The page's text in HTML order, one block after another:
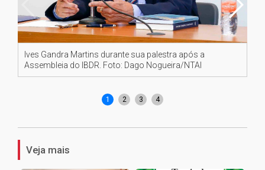
Ives Gandra Martins durante sua palestra após a
Assembleia do IBDR. Foto: Dago Nogueira/NTAI
1 2 3 4
Veja mais